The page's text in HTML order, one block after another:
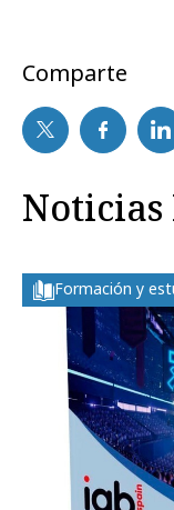
Comparte
Noticias
Formación y